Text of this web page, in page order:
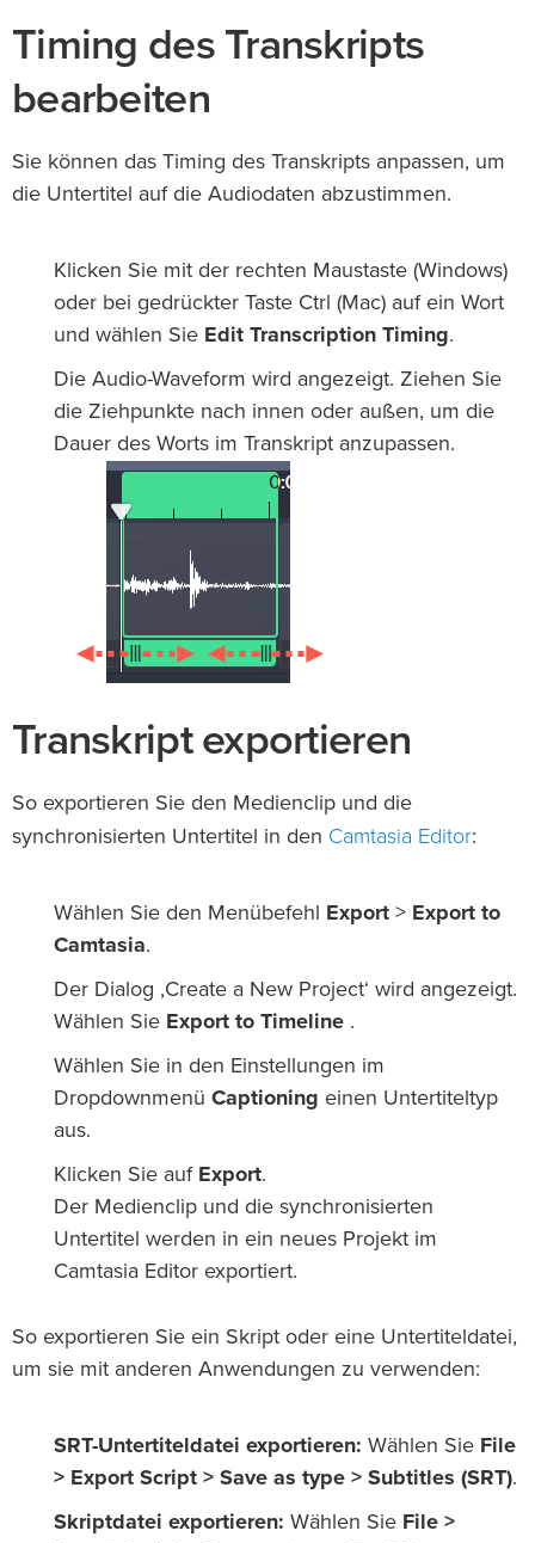
Timing des Transkripts
bearbeiten
Sie können das Timing des Transkripts anpassen, um
die Untertitel auf die Audiodaten abzustimmen.
Klicken Sie mit der rechten Maustaste (Windows)
oder bei gedrückter Taste Ctrl (Mac) auf ein Wort
und wählen Sie Edit Transcription Timing.
Die Audio-Waveform wird angezeigt. Ziehen Sie
die Ziehpunkte nach innen oder außen, um die
Dauer des Worts im Transkript anzupassen.
Transkript exportieren
So exportieren Sie den Medienclip und die
synchronisierten Untertitel in den Camtasia Editor:
Wählen Sie den Menübefehl Export > Export to
Camtasia.
Der Dialog ‚Create a New Project‘ wird angezeigt.
Wählen Sie Export to Timeline .
Wählen Sie in den Einstellungen im
Dropdownmenü Captioning einen Untertiteltyp
aus.
Klicken Sie auf Export.
Der Medienclip und die synchronisierten
Untertitel werden in ein neues Projekt im
Camtasia Editor exportiert.
So exportieren Sie ein Skript oder eine Untertiteldatei,
um sie mit anderen Anwendungen zu verwenden:
SRT-Untertiteldatei exportieren: Wählen Sie File
> Export Script > Save as type > Subtitles (SRT).
Skriptdatei exportieren: Wählen Sie File >